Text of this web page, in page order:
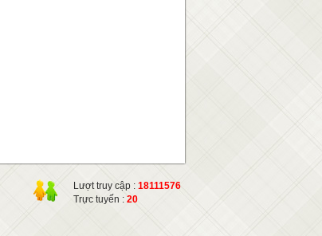
Lượt truy cập : 18111576
Trực tuyến : 20